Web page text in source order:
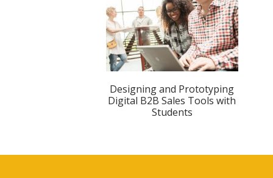
Designing and Prototyping
Digital B2B Sales Tools with
Students